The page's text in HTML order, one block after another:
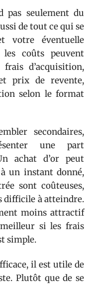
pas seulement du
de tout ce qui se
votre éventuelle
les coûts peuvent
d’acquisition,
prix de revente,
selon le format
secondaires,
une part
achat d’or peut
un instant donné,
sont coûteuses,
difficile à atteindre.
moins attractif
si les frais
simple.
il est utile de
Plutôt que de se